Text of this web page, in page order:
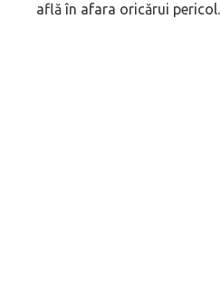
află în afara oricărui pericol.